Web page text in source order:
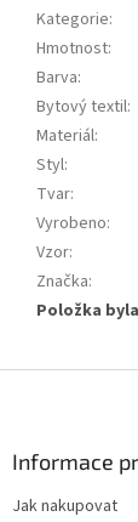
Kategorie:
Hmotnost:
Barva:
Bytový textil:
Materiál:
Styl:
Tvar:
Vyrobeno:
Vzor:
Značka:
Položka
Informace
Jak nakupovat